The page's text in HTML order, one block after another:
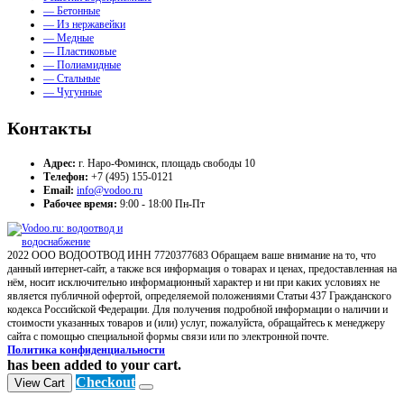
— Бетонные
— Из нержавейки
— Медные
— Пластиковые
— Полиамидные
— Стальные
— Чугунные
Контакты
Адрес: г. Наро-Фоминск, площадь свободы 10
Телефон: +7 (495) 155-0121
Email: info@vodoo.ru
Рабочее время: 9:00 - 18:00 Пн-Пт
2022 ООО ВОДООТВОД ИНН 7720377683 Обращаем ваше внимание на то, что
данный интернет-сайт, а также вся информация о товарах и ценах, предоставленная на
нём, носит исключительно информационный характер и ни при каких условиях не
является публичной офертой, определяемой положениями Статьи 437 Гражданского
кодекса Российской Федерации. Для получения подробной информации о наличии и
стоимости указанных товаров и (или) услуг, пожалуйста, обращайтесь к менеджеру
сайта с помощью специальной формы связи или по электронной почте.
Политика конфиденциальности
has been added to your cart.
View Cart Checkout